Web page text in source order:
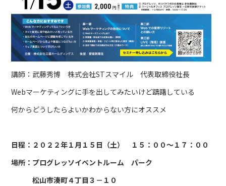
講師：武藤秀博 株式会社STスマイル 代表取締役社長
Webマーケティングに手を出してみたいけど躊躇している
何からどうしたらよいかわからない方にオススメ
日程：２０２２年１月１５日（土） １５：００～１７：００
場所：プログレッソイベントルーム パーク
松山市湊町４丁目３－１０